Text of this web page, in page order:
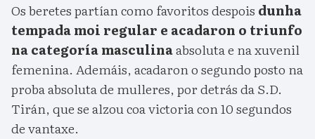
Os beretes partían como favoritos despois dunha
tempada moi regular e acadaron o triunfo
na categoría masculinaabsoluta e na xuvenil
femenina. Ademáis, acadaron o segundo posto na
proba absoluta de mulleres, por detrás da S.D.
Tirán, que se alzou coa victoria con 10 segundos
de vantaxe.